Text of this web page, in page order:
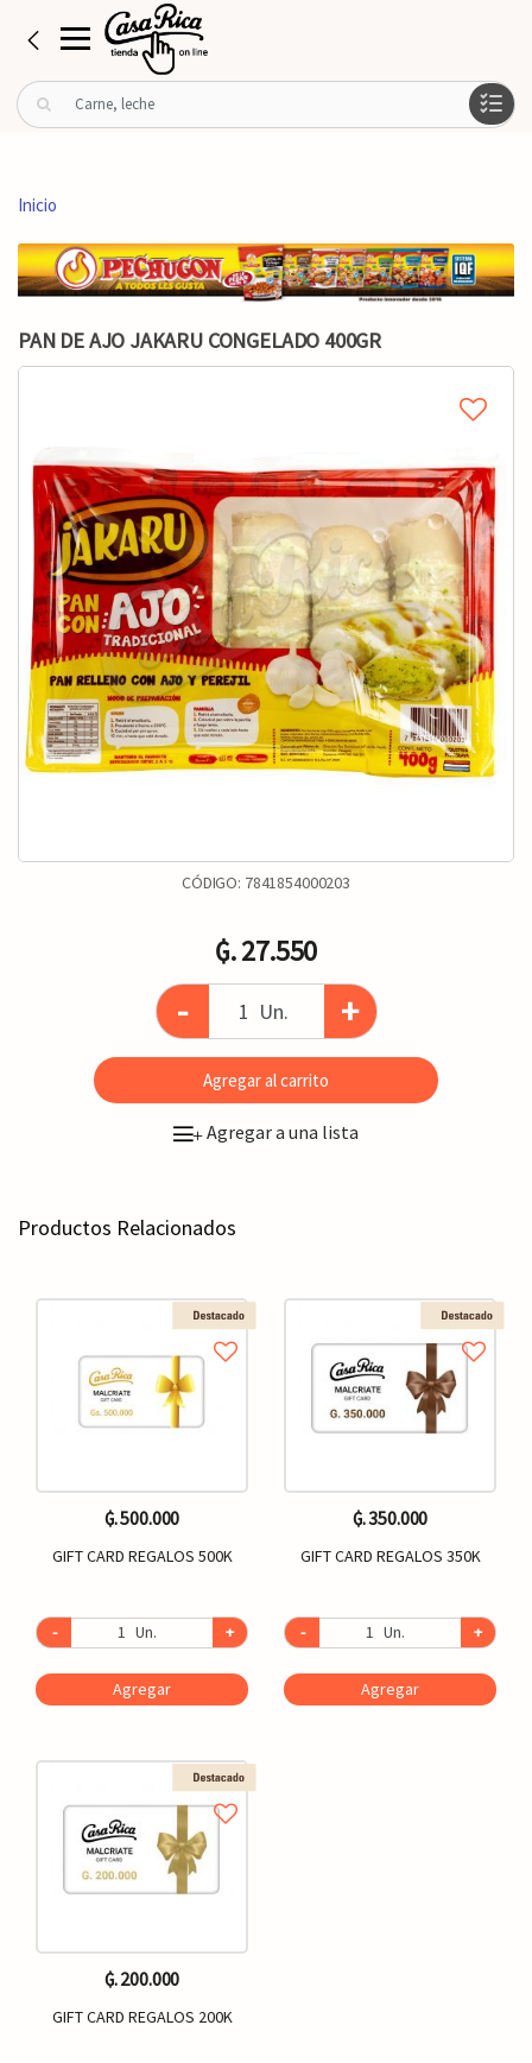
B
u
r
p
o
r
Inicio
PAN DE AJO JAKARU CONGELADO 400GR
CÓDIGO: 7841854000203
₲. 27.550
- Un. +
Agregar al carrito
+Agregar a una lista
Productos Relacionados
₲. 500.000
GIFT CARD REGALOS 500K
- Un. +
Agregar
₲. 200.000
GIFT CARD REGALOS 200K
₲. 350.000
GIFT CARD REGALOS 350K
- Un. +
Agregar